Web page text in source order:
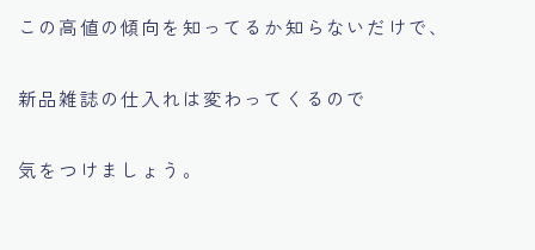
この高値の傾向を知ってるか知らないだけで、
新品雑誌の仕入れは変わってくるので
気をつけましょう。